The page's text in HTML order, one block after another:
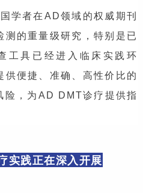
学者在AD领域的权威期刊
的重量级研究，特别是已
工具已经进入临床实践环
便捷、准确、高性价比的
险，为AD DMT诊疗提供指
实践正在深入开展